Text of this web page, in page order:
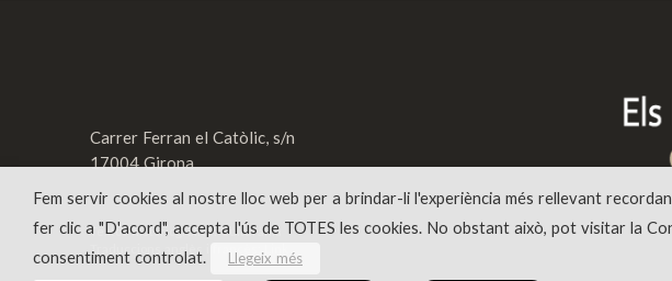
Carrer Ferran el Catòlic, s/n
17004 Girona
Textos historiogràfics: Culturània
Traduccions anglès i francès: Link
Fem servir cookies al nostre lloc web per a brindar-li l'experiència més rellevant
fer clic a "D'acord", accepta l'ús de TOTES les cookies. No obstant això, pot visitar la
consentiment controlat.
Llegeix més